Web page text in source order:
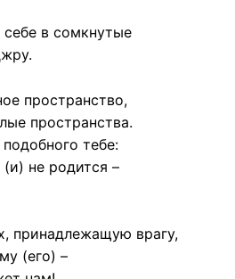
в сомкнутые
пространство,
пространства.
тебе:
не родится –
принадлежащую врагу,
(его) –